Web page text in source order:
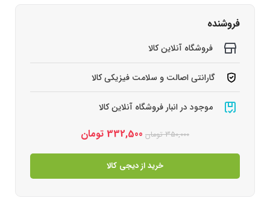
فروشنده
فروشگاه آنلاین کالا
گارانتی اصالت و سلامت فیزیکی کالا
موجود در انبار فروشگاه آنلاین کالا
350,000 تومان 332,500 تومان
خرید از دیجی کالا